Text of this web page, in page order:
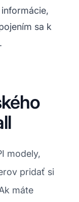
sa k
modely,
pridať si
máte